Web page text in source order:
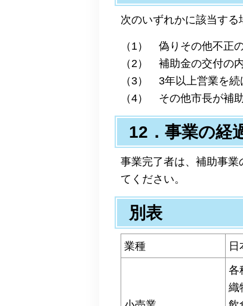
次のいずれかに該当する
（1） 偽りその他不正
（2） 補助金の交付の
（3） 3年以上営業を
（4） その他市長が補
12．事業の経
事業完了者は、補助事
てください。
別表
業種
各
織